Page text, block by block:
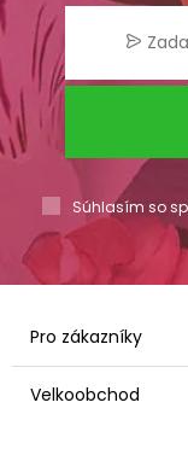
Súhlasím so
Pro zákazníky
Velkoobchod